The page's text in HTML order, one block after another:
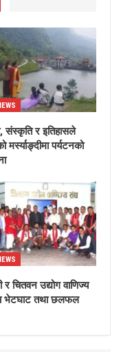
संस्कृति र इतिहासले
मर्स्याङ्दीमा पर्यटनको
चितवन उद्योग वाणिज्य
भेटघाट तथा छलफल